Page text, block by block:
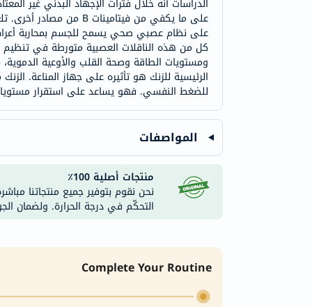
ومستويات الطاقة وصحة القلب والأوعية
الرئيسية للزنك هو تأثيره على جهاز المناعة.
للضغط النفسي. فهو يساعد على استقرار
المواصفات
منتجات أصلية 100٪
نحن نقوم بتوفير جميع منتجاتنا
التحكّم في درجة الحرارة. ولضمان
Complete Your Routine